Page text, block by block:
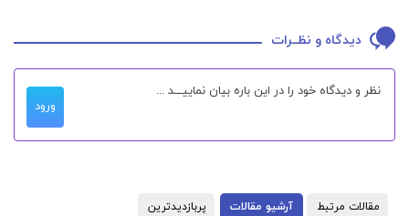
دیدگاه و نظــرات
ورود
مقالات مرتبط آرشیو مقالات پربازدیدترین